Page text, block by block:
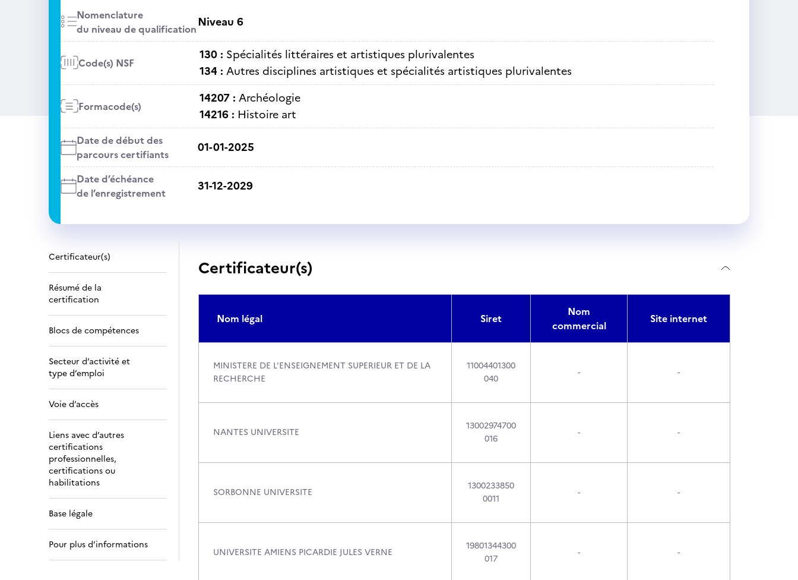
Nomenclature
du niveau de qualificationNiveau 6
Code(s) NSF
130 : Spécialités littéraires et artistiques plurivalentes
134 : Autres disciplines artistiques et spécialités artistiques plurivalentes
Formacode(s)
14207 : Archéologie
14216 : Histoire art
Date de début des
parcours certifiants
01-01-2025
Date d’échéance
de l’enregistrement
31-12-2029
Certificateur(s)
Résumé de la
certification
Blocs de compétences
Secteur d’activité et
type d’emploi
Voie d’accès
Liens avec d’autres
certifications
professionnelles,
certifications ou
habilitations
Base légale
Pour plus d’informations
Certificateur(s)
Nom légal Siret
Nom
commercial
Site internet
MINISTERE DE L'ENSEIGNEMENT SUPERIEUR ET DE LA
RECHERCHE
11004401300
040
- -
NANTES UNIVERSITE
13002974700
016
- -
SORBONNE UNIVERSITE
1300233850
0011
- -
UNIVERSITE AMIENS PICARDIE JULES VERNE
19801344300
017
- -